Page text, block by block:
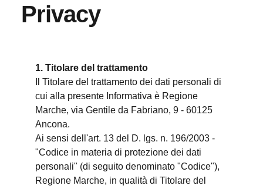
Privacy
1. Titolare del trattamento
Il Titolare del trattamento dei dati personali di
cui alla presente Informativa è Regione
Marche, via Gentile da Fabriano, 9 - 60125
Ancona.
Ai sensi dell'art. 13 del D. lgs. n. 196/2003 -
"Codice in materia di protezione dei dati
personali" (di seguito denominato "Codice"),
Regione Marche, in qualità di Titolare del